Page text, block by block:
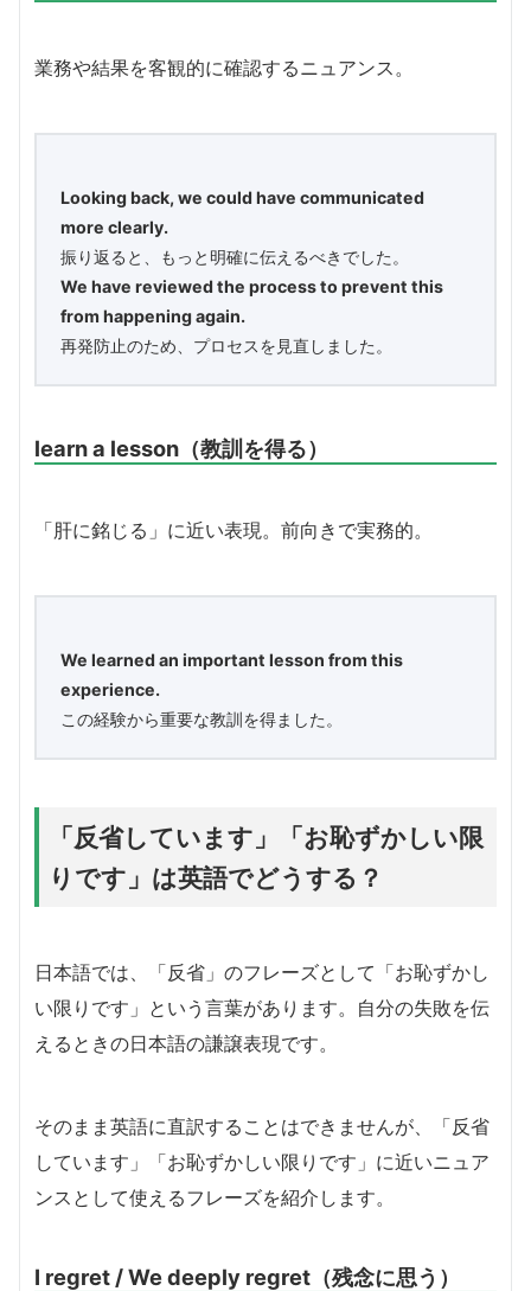
業務や結果を客観的に確認するニュアンス。
Looking back, we could have communicated
more clearly.
振り返ると、もっと明確に伝えるべきでした。
We have reviewed the process to prevent this
from happening again.
再発防止のため、プロセスを見直しました。
learn a lesson（教訓を得る）
「肝に銘じる」に近い表現。前向きで実務的。
We learned an important lesson from this
experience.
この経験から重要な教訓を得ました。
「反省しています」「お恥ずかしい限
りです」は英語でどうする？
日本語では、「反省」のフレーズとして「お恥ずかし
い限りです」という言葉があります。自分の失敗を伝
えるときの日本語の謙譲表現です。
そのまま英語に直訳することはできませんが、「反省
しています」「お恥ずかしい限りです」に近いニュア
ンスとして使えるフレーズを紹介します。
I regret / We deeply regret（残念に思う）